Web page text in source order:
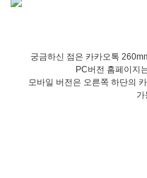
궁금하신 점은 카카오톡
PC버전 홈페이지
모바일 버전은 오른쪽 하단의
가